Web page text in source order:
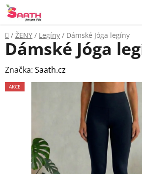
Přejít
na
obsah
Domů
/ ŽENY / Legíny / Dámské Jóga legíny
Dámské Jóga
Značka: Saath.cz
AKCE